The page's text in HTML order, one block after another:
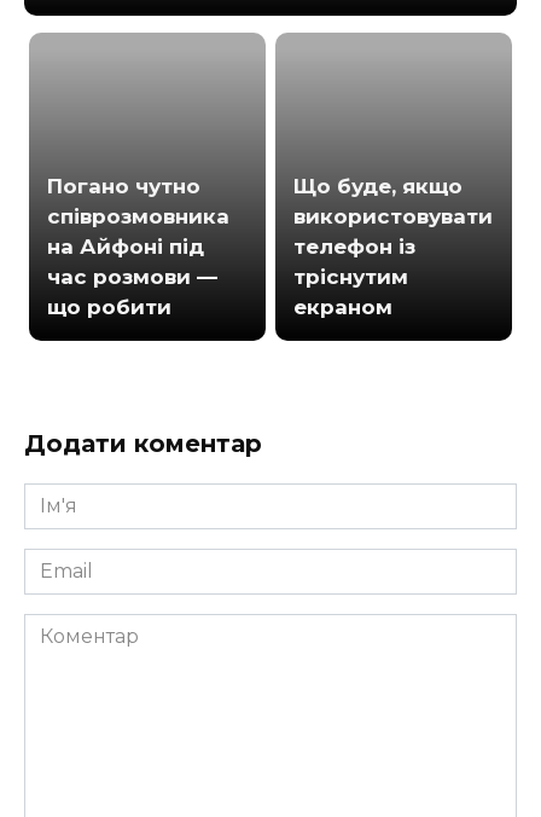
Погано чутно
співрозмовника
на Айфоні під
час розмови —
що робити
Що буде, якщо
використовувати
телефон із
тріснутим
екраном
Додати коментар
Ім'я
*
Email
*
Коментар